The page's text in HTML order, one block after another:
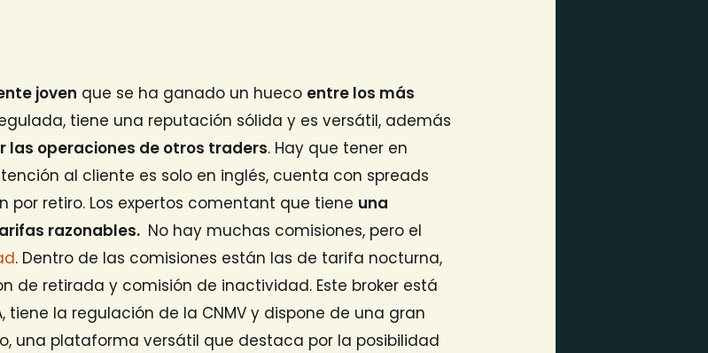
joven que se ha ganado un hueco entre los más
tiene una reputación sólida y es versátil, además
las operaciones de otros traders. Hay que tener en
al cliente es solo en inglés, cuenta con spreads
por retiro. Los expertos comentant que tiene una
razonables. No hay muchas comisiones, pero el
. Dentro de las comisiones están las de tarifa nocturna,
de retirada y comisión de inactividad. Este broker está
tiene la regulación de la CNMV y dispone de una gran
una plataforma versátil que destaca por la posibilidad